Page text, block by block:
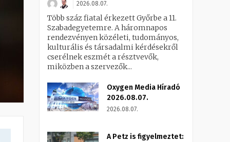
2026.08.07.
Több száz fiatal érkezett Győrbe a 11.
Szabadegyetemre. A háromnapos
rendezvényen közéleti, tudományos,
kulturális és társadalmi kérdésekről
cserélnek eszmét a résztvevők,
miközben a szervezők...
Oxygen Media Híradó
2026.08.07.
2026.08.07.
A Petz is figyelmeztet: